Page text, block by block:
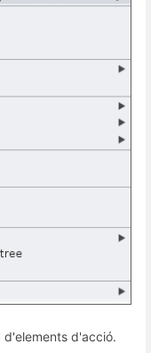
d'elements d'acció.